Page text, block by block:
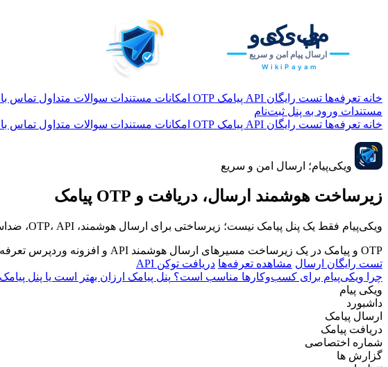
خانه تعرفه‌ها تست رایگان API پیامک OTP امکانات مستندات سوالات متداول تماس با
مستندات ورود به پنل ثبت‌نام
خانه تعرفه‌ها تست رایگان API پیامک OTP امکانات مستندات سوالات متداول تماس با
ویکی‌پیام؛ ارسال امن و سریع
زیرساخت هوشمند ارسال، دریافت و OTP پیامک
ویکی‌پیام فقط یک پنل پیامک نیست؛ زیرساختی برای ارسال هوشمند، OTP، API، ضداسپم، لینک کوتاه، صفحه اختصاصی محتوا و گزارش‌های قابل پیگیری است.
OTP و پیامک در یک زیرساخت مسیرهای ارسال هوشمند API و افزونه وردپرس
تست رایگان ارسال مشاهده تعرفه‌ها دریافت توکن API
چرا ویکی‌پیام برای کسب‌وکارها مناسب است؟ پنل پیامک ارزان بهتر است یا پنل پیامک
ویکی پیام
داشبورد
ارسال پیامک
دریافت پیامک
شماره اختصاصی
گزارش ها